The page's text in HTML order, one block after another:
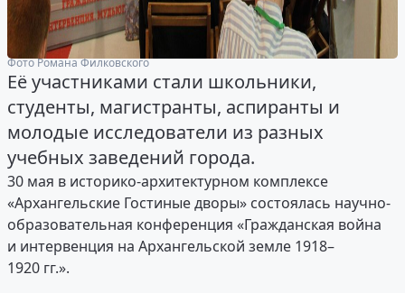
Фото Романа Филковского
Её участниками стали школьники,
студенты, магистранты, аспиранты и
молодые исследователи из разных
учебных заведений города.
30 мая в историко-архитектурном комплексе
«Архангельские Гостиные дворы» состоялась научно-
образовательная конференция «Гражданская война
и интервенция на Архангельской земле 1918–
1920 гг.».